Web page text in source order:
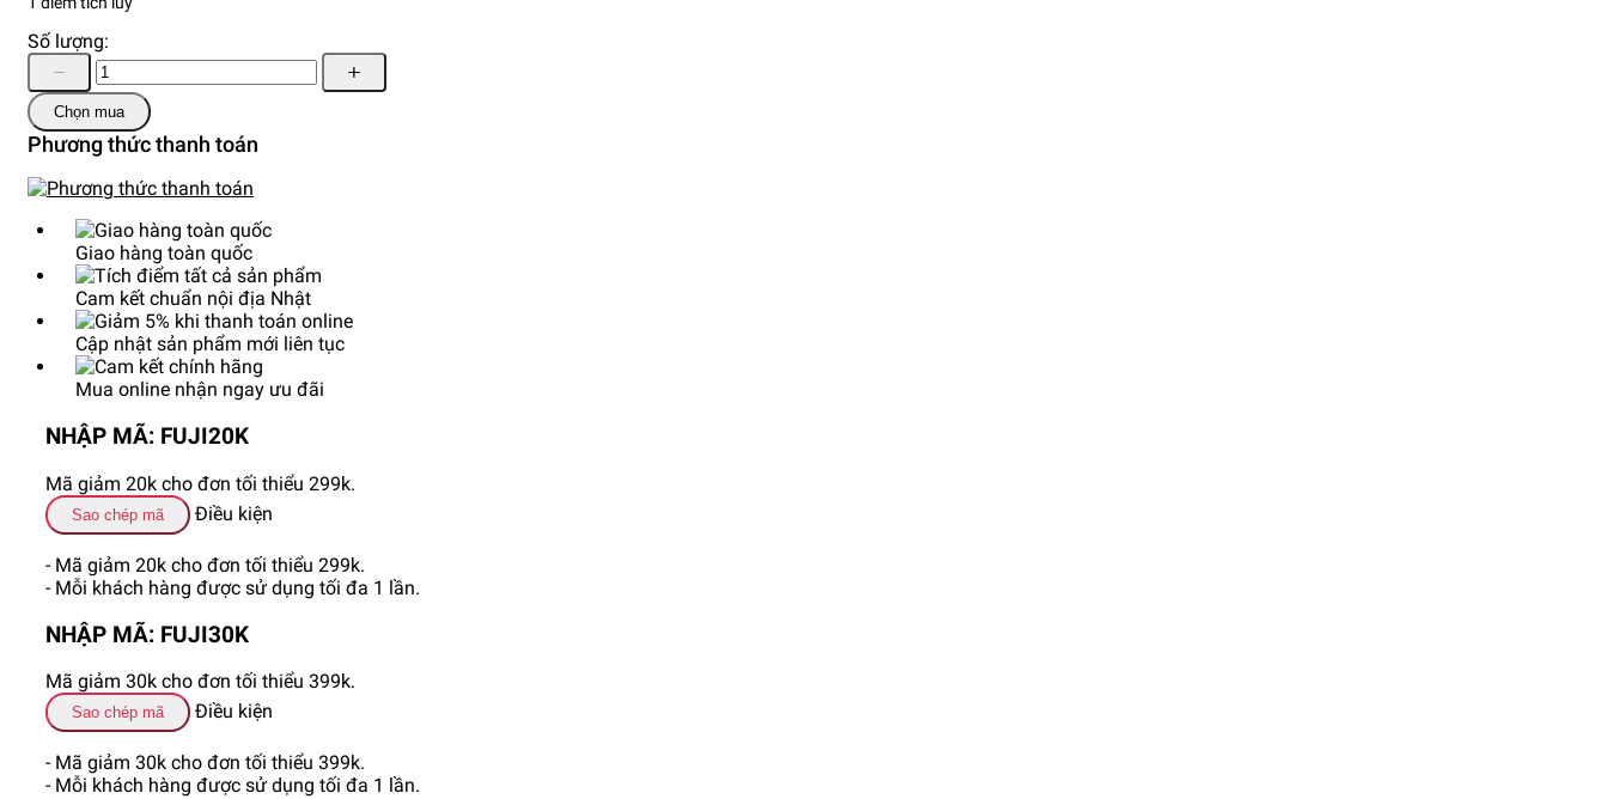
Số lượng:
Chọn mua
Phương thức thanh toán
Giao hàng toàn quốc
Cam kết chuẩn nội địa Nhật
Cập nhật sản phẩm mới liên tục
Mua online nhận ngay ưu đãi
NHẬP MÃ: FUJI20K
Mã giảm 20k cho đơn tối thiểu 299k.
Sao chép mã Điều kiện
- Mã giảm 20k cho đơn tối thiểu 299k.
- Mỗi khách hàng được sử dụng tối đa 1 lần.
NHẬP MÃ: FUJI30K
Mã giảm 30k cho đơn tối thiểu 399k.
Sao chép mã Điều kiện
- Mã giảm 30k cho đơn tối thiểu 399k.
- Mỗi khách hàng được sử dụng tối đa 1 lần.